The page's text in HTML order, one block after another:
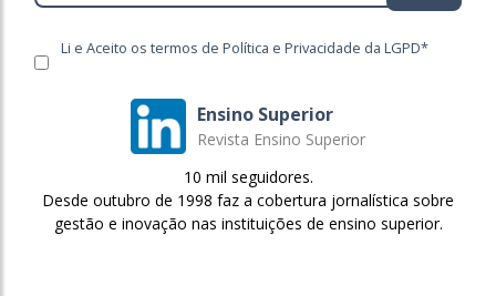
Li e Aceito os termos de Política e Privacidade da LGPD*
Ensino Superior
Revista Ensino Superior
10 mil seguidores.
Desde outubro de 1998 faz a cobertura jornalística sobre
gestão e inovação nas instituições de ensino superior.